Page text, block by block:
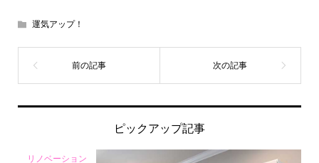
運気アップ！
ピックアップ記事
リノベーション